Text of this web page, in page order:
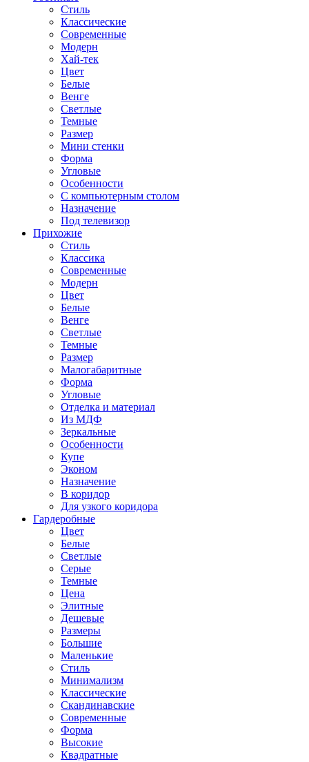
Стиль
Классические
Современные
Модерн
Хай-тек
Цвет
Белые
Венге
Светлые
Темные
Размер
Мини стенки
Форма
Угловые
Особенности
С компьютерным столом
Назначение
Под телевизор
Прихожие
Стиль
Классика
Современные
Модерн
Цвет
Белые
Венге
Светлые
Темные
Размер
Малогабаритные
Форма
Угловые
Отделка и материал
Из МДФ
Зеркальные
Особенности
Купе
Эконом
Назначение
В коридор
Для узкого коридора
Гардеробные
Цвет
Белые
Светлые
Серые
Темные
Цена
Элитные
Дешевые
Размеры
Большие
Маленькие
Стиль
Минимализм
Классические
Скандинавские
Современные
Форма
Высокие
Квадратные